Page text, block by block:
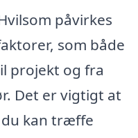
påvirkes
som både
projekt og fra
Det er vigtigt at
du kan træffe